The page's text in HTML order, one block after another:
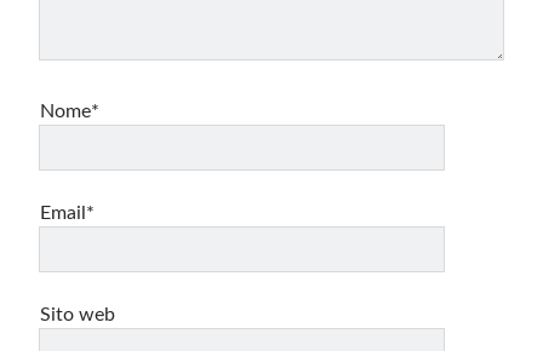
Nome*
Email*
Sito web